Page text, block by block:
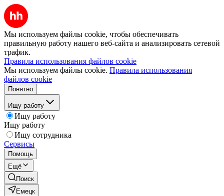
Мы используем файлы cookie, чтобы обеспечивать
правильную работу нашего веб-сайта и анализировать сетевой
трафик.
Правила использования файлов cookie
Мы используем файлы cookie. Правила использования
файлов cookie
Понятно
Ищу работу
Ищу работу
Ищу работу
Ищу сотрудника
Сервисы
Помощь
Ещё
Поиск
Емецк